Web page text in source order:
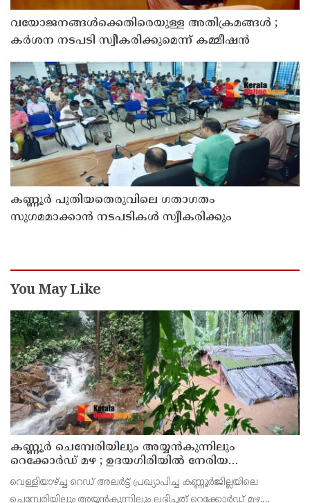
വയോജനങ്ങൾക്കെതിരെയുള്ള അതിക്രമങ്ങൾ ;
കർശന നടപടി സ്വീകരിക്കുമെന്ന് കമ്മീഷൻ
കണ്ണൂർ പുതിയതെരുവിലെ ഗതാഗതം
സുഗമമാക്കാന്‍ നടപടികള്‍ സ്വീകരിക്കും
You May Like
കണ്ണൂർ ചെമ്പേരിയിലും അയ്യൻകുന്നിലും
റെക്കോർഡ് മഴ ; ഉദയഗിരിയിൽ നേരിയ
ഉരുൾപൊട്ടൽ; 13 പേരെ ക്യാമ്പിലേക്ക് മാറ്റി
വെള്ളിയാഴ്ച്ച റെഡ് അലർട്ട് പ്രഖ്യാപിച്ച കണ്ണൂർജില്ലയിലെ
ചെമ്പേരിയിലും അയ്യൻകുന്നിലും ലഭിച്ചത് റെക്കോർഡ് മഴ.